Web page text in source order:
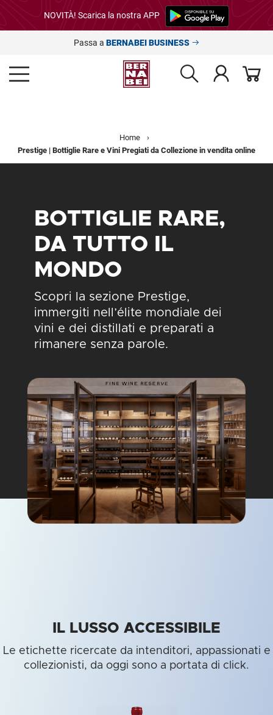
NOVITÀ! Scarica la nostra APP
Passa a BERNABEI BUSINESS
Home
›
Prestige | Bottiglie Rare e Vini Pregiati da Collezione in vendita online
BOTTIGLIE RARE,
DA TUTTO IL
MONDO
Scopri la sezione Prestige,
immergiti nell’élite mondiale dei
vini e dei distillati e preparati a
rimanere senza parole.
IL LUSSO ACCESSIBILE
Le etichette ricercate da intenditori, appassionati e
collezionisti, da oggi sono a portata di click.